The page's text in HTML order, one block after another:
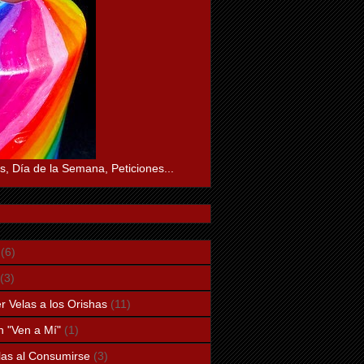
Día de la Semana, Peticiones...
(6)
(3)
Velas a los Orishas (11)
"Ven a Mí" (1)
al Consumirse (3)